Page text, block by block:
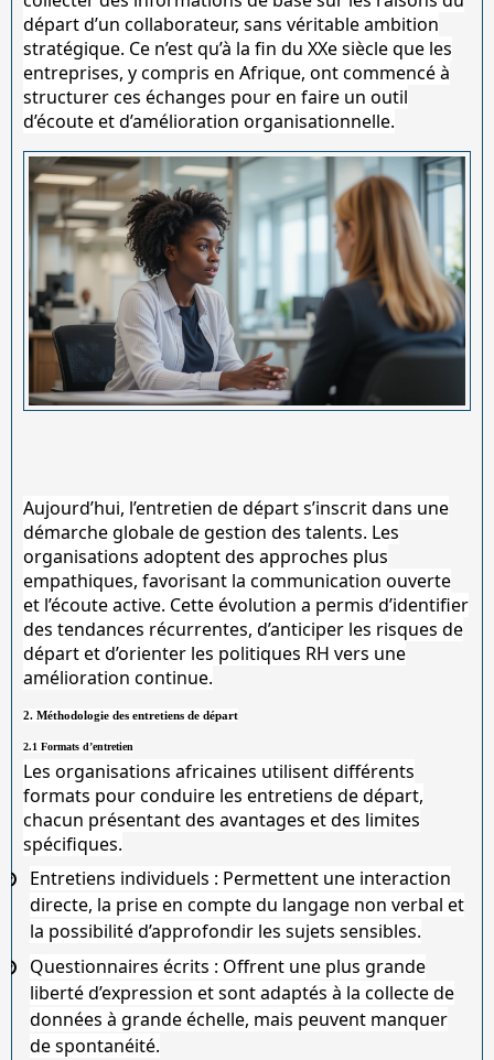
départ d’un collaborateur, sans véritable ambition
stratégique. Ce n’est qu’à la fin du XXe siècle que les
entreprises, y compris en Afrique, ont commencé à
structurer ces échanges pour en faire un outil
d’écoute et d’amélioration organisationnelle.
Aujourd’hui, l’entretien de départ s’inscrit dans une
démarche globale de gestion des talents. Les
organisations adoptent des approches plus
empathiques, favorisant la communication ouverte
et l’écoute active. Cette évolution a permis d’identifier
des tendances récurrentes, d’anticiper les risques de
départ et d’orienter les politiques RH vers une
amélioration continue.
2. Méthodologie des entretiens de départ
2.1 Formats d’entretien
Les organisations africaines utilisent différents
formats pour conduire les entretiens de départ,
chacun présentant des avantages et des limites
spécifiques.
Entretiens individuels : Permettent une interaction
directe, la prise en compte du langage non verbal et
la possibilité d’approfondir les sujets sensibles.
Questionnaires écrits : Offrent une plus grande
liberté d’expression et sont adaptés à la collecte de
données à grande échelle, mais peuvent manquer
de spontanéité.